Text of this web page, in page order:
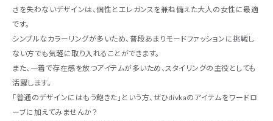
さを失わないデザインは、個性とエレガンスを兼ね備えた大人の女性に最適
です。
シンプルなカラーリングが多いため、普段あまりモードファッションに挑戦し
ない方でも気軽に取り入れることができます。
また、一着で存在感を放つアイテムが多いため、スタイリングの主役としても
活躍します。
「普通のデザインにはもう飽きた」という方、ぜひdivkaのアイテムをワードロ
ーブに加えてみませんか？